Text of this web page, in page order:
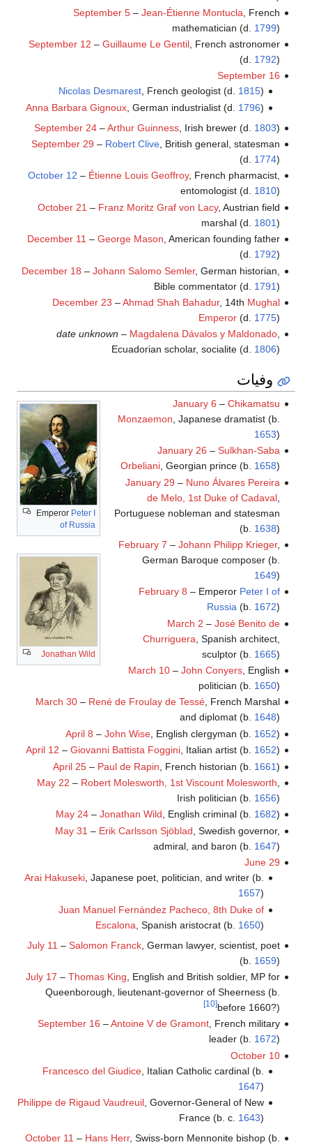
September 5– Jean-Étienne Montucla , French
mathematician (d. 1799)
September 12 – Guillaume Le Gentil, French astronomer
(d. 1792)
September 16
Nicolas Desmarest, French geologist (d. 1815)
Anna Barbara Gignoux , German industrialist (d. 1796)
September 24–Arthur Guinness, Irish brewer (d. 1803)
September 29 – Robert Clive, British general, statesman
(d. 1774)
October 12 – Étienne Louis Geoffroy, French pharmacist,
entomologist (d. 1810)
October 21 – Franz Moritz Graf von Lacy, Austrian field
marshal (d. 1801)
December 11 – George Mason, American founding father
(d. 1792)
December 18 – Johann Salomo Semler, German historian,
Bible commentator (d. 1791)
December 23 –Ahmad Shah Bahadur, 14th Mughal
Emperor(d. 1775)
date unknown – Magdalena Dávalos y Maldonado,
Ecuadorian scholar, socialite (d. 1806)
وفيات
Emperor Peter I
of Russia
Jonathan Wild
January 6 – Chikamatsu
Monzaemon , Japanese dramatist (b.
1653)
January 26 – Sulkhan-Saba
Orbeliani, Georgian prince (b. 1658)
January 29 – Nuno Álvares Pereira
de Melo, 1st Duke of Cadaval,
Portuguese nobleman and statesman
(b. 1638)
February 7 – Johann Philipp Krieger,
German Baroque composer (b.
1649)
February 8 – Emperor Peter I of
Russia(b. 1672)
March 2 – José Benito de
Churriguera , Spanish architect,
sculptor (b. 1665)
March 10– John Conyers, English
politician (b. 1650)
March 30– René de Froulay de Tessé, French Marshal
and diplomat (b. 1648)
April 8 – John Wise, English clergyman (b. 1652)
April 12 – Giovanni Battista Foggini, Italian artist (b. 1652)
April 25– Paul de Rapin , French historian (b. 1661)
May 22 – Robert Molesworth, 1st Viscount Molesworth
Irish politician (b. 1656)
May 24– Jonathan Wild, English criminal (b. 1682)
May 31 – Erik Carlsson Sjöblad , Swedish governor,
admiral, and baron (b. 1647)
June 29
Arai Hakuseki, Japanese poet, politician, and writer (b.
1657)
Juan Manuel Fernández Pacheco, 8th Duke of
Escalona , Spanish aristocrat (b. 1650)
July 11 – Salomon Franck, German lawyer, scientist, poet
(b. 1659)
July 17 – Thomas King , English and British soldier, MP for
Queenborough, lieutenant-governor of Sheerness (b.
before 1660?)
[10]
September 16 –Antoine V de Gramont, French military
leader (b. 1672)
October 10
Francesco del Giudice , Italian Catholic cardinal (b.
1647)
Philippe de Rigaud Vaudreuil , Governor-General of New
France (b. c. 1643)
October 11 – Hans Herr, Swiss-born Mennonite bishop (b.